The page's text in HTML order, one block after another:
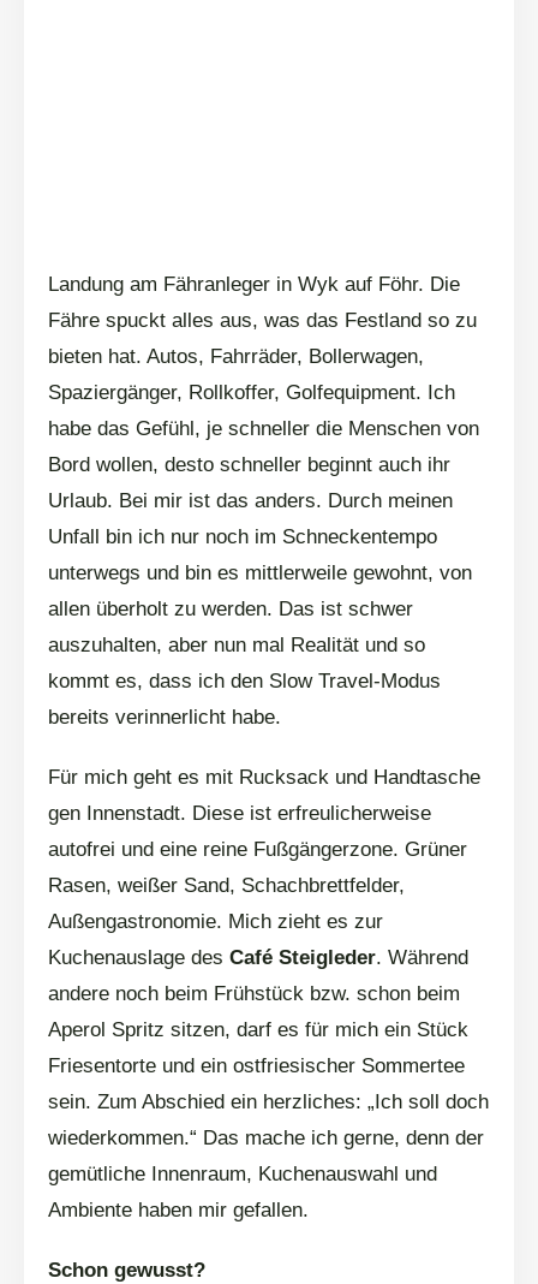
Landung am Fähranleger in Wyk auf Föhr. Die
Fähre spuckt alles aus, was das Festland so zu
bieten hat. Autos, Fahrräder, Bollerwagen,
Spaziergänger, Rollkoffer, Golfequipment. Ich
habe das Gefühl, je schneller die Menschen von
Bord wollen, desto schneller beginnt auch ihr
Urlaub. Bei mir ist das anders. Durch meinen
Unfall bin ich nur noch im Schneckentempo
unterwegs und bin es mittlerweile gewohnt, von
allen überholt zu werden. Das ist schwer
auszuhalten, aber nun mal Realität und so
kommt es, dass ich den Slow Travel-Modus
bereits verinnerlicht habe.
Für mich geht es mit Rucksack und Handtasche
gen Innenstadt. Diese ist erfreulicherweise
autofrei und eine reine Fußgängerzone. Grüner
Rasen, weißer Sand, Schachbrettfelder,
Außengastronomie. Mich zieht es zur
Kuchenauslage des Café Steigleder. Während
andere noch beim Frühstück bzw. schon beim
Aperol Spritz sitzen, darf es für mich ein Stück
Friesentorte und ein ostfriesischer Sommertee
sein. Zum Abschied ein herzliches: „Ich soll doch
wiederkommen.“ Das mache ich gerne, denn der
gemütliche Innenraum, Kuchenauswahl und
Ambiente haben mir gefallen.
Schon gewusst?